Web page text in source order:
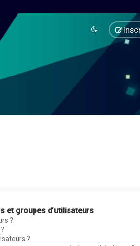
et groupes d’utilisateurs
?
?